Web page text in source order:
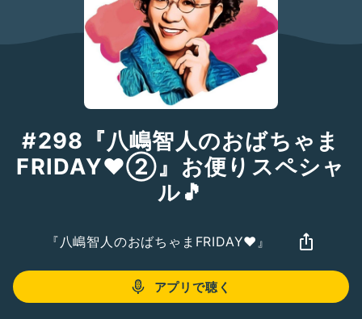
#298『八嶋智人のおばちゃま
FRIDAY❤②』お便りスペシャ
ル🎵
『八嶋智人のおばちゃまFRIDAY❤️』
アプリで聴く